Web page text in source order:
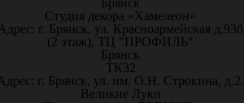
Брянск
Студия декора «Хамелеон»
г. Брянск, ул. Красноармейская д.93б
(2 этаж), ТЦ "ПРОФИЛЬ"
Брянск
ТК32
г. Брянск, ул. им. О.Н. Строкина, д.2.
Великие Луки